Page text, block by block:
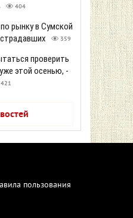
404
рынку в Сумской
359
проверить
этой осенью, -
421
пользования